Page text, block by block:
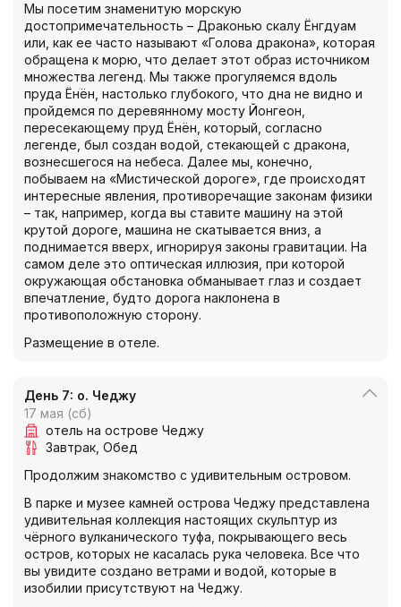
Мы посетим знаменитую морскую
достопримечательность – Драконью скалу Ёнгдуам
или, как ее часто называют «Голова дракона», которая
обращена к морю, что делает этот образ источником
множества легенд. Мы также прогуляемся вдоль
пруда Ёнён, настолько глубокого, что дна не видно и
пройдемся по деревянному мосту Йонгеон,
пересекающему пруд Ёнён, который, согласно
легенде, был создан водой, стекающей с дракона,
вознесшегося на небеса. Далее мы, конечно,
побываем на «Мистической дороге», где происходят
интересные явления, противоречащие законам физики
– так, например, когда вы ставите машину на этой
крутой дороге, машина не скатывается вниз, а
поднимается вверх, игнорируя законы гравитации. На
самом деле это оптическая иллюзия, при которой
окружающая обстановка обманывает глаз и создает
впечатление, будто дорога наклонена в
противоположную сторону.
Размещение в отеле.
День 7: о. Чеджу
17 мая (сб)
отель на острове Чеджу
Завтрак Обед
Продолжим знакомство с удивительным островом.
В парке и музее камней острова Чеджу представлена
удивительная коллекция настоящих скульптур из
чёрного вулканического туфа, покрывающего весь
остров, которых не касалась рука человека. Все что
вы увидите создано ветрами и водой, которые в
изобилии присутствуют на Чеджу.